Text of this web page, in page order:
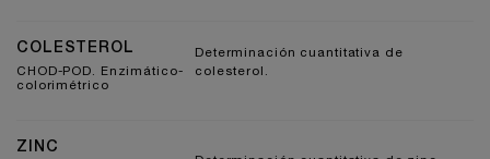
COLESTEROL
CHOD-POD. Enzimático-
colorimétrico
Determinación cuantitativa de
colesterol.
ZINC